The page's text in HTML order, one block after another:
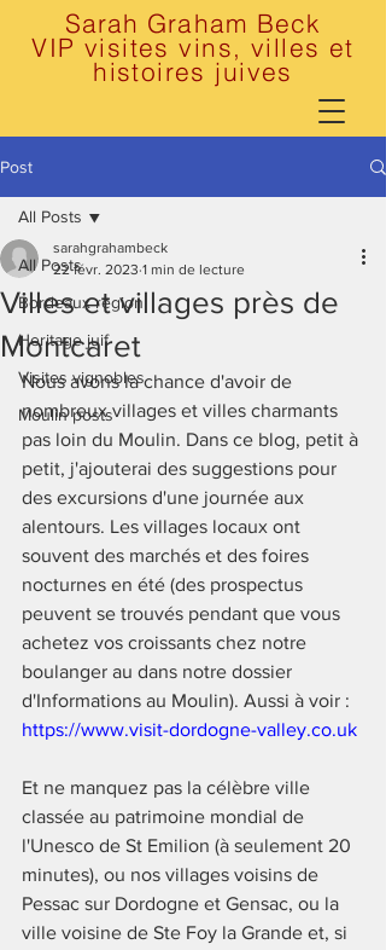
Sarah Graham Beck
VIP visites vins, villes et
histoires juives
Post
All Posts
Bordeaux region
Heritage juif
Visites vignobles
Moulin posts
All Posts
Villes et villages près de
Montcaret
sarahgrahambeck
22 févr. 2023 1 min de lecture
Nous avons la chance d'avoir de
nombreux villages et villes charmants
pas loin du Moulin. Dans ce blog, petit à
petit, j'ajouterai des suggestions pour
des excursions d'une journée aux
alentours. Les villages locaux ont
souvent des marchés et des foires
nocturnes en été (des prospectus
peuvent se trouvés pendant que vous
achetez vos croissants chez notre
boulanger au dans notre dossier
d'Informations au Moulin). Aussi à voir :
https://www.visit-dordogne-valley.co.uk
Et ne manquez pas la célèbre ville
classée au patrimoine mondial de
l'Unesco de St Emilion (à seulement 20
minutes), ou nos villages voisins de
Pessac sur Dordogne et Gensac, ou la
ville voisine de Ste Foy la Grande et, si